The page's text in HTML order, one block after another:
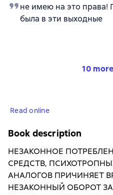
не имею на это права!
была в эти выходные
10
Read online
Book description
НЕЗАКОННОЕ
СРЕДСТВ,
АНАЛОГОВ ПРИЧИНЯЕТ
НЕЗАКОННЫЙ ОБОРОТ